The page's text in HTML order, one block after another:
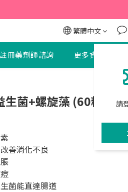
95折
繁體中文
請
冊藥劑師諮詢 更多資訊
生菌+螺旋藻 (60粒) 3件
善消化不良
菌能直達腸道